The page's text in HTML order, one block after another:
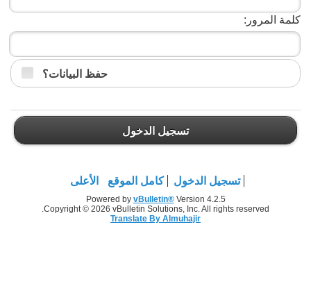
كلمة المرور:
حفظ البيانات؟
تسجيل الدخول
تسجيل الدخول كامل الموقع الأعلى
Powered by vBulletin®Version 4.2.5
Copyright © 2026 vBulletin Solutions, Inc. All rights reserved.
Translate By Almuhajir